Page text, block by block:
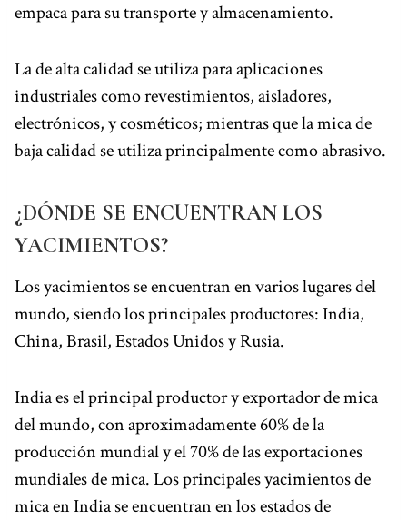
empaca para su transporte y almacenamiento.
La de alta calidad se utiliza para aplicaciones
industriales como revestimientos, aisladores,
electrónicos, y cosméticos; mientras que la mica de
baja calidad se utiliza principalmente como abrasivo.
¿DÓNDE SE ENCUENTRAN LOS
YACIMIENTOS?
Los yacimientos se encuentran en varios lugares del
mundo, siendo los principales productores: India,
China, Brasil, Estados Unidos y Rusia.
India es el principal productor y exportador de mica
del mundo, con aproximadamente 60% de la
producción mundial y el 70% de las exportaciones
mundiales de mica. Los principales yacimientos de
mica en India se encuentran en los estados de